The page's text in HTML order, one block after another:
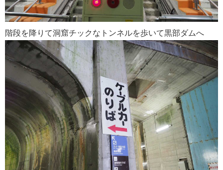
階段を降りて洞窟チックなトンネルを歩いて黒部ダムへ